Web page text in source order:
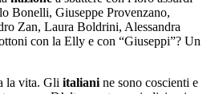
Bonelli, Giuseppe Provenzano,
Zan, Laura Boldrini, Alessandra
con la Elly e con “Giuseppi”? Un
la vita. Gli italiani ne sono coscienti e